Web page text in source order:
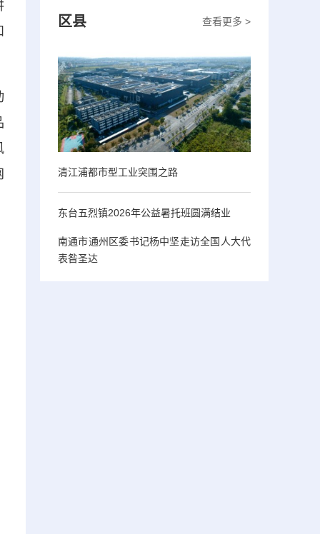
查看更多 >
区县
清江浦都市型工业突围之路
东台五烈镇2026年公益暑托班圆满结业
南通市通州区委书记杨中坚走访全国人大代
表昝圣达